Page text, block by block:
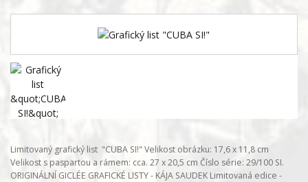
Limitovaný grafický list "CUBA SI!" Velikost obrázku: 17,6 x 11,8 cm
Velikost s paspartou a rámem: cca. 27 x 20,5 cm Číslo série: 29/100 SI.
ORIGINÁLNÍ GICLÉE GRAFICKÉ LISTY - KÁJA SAUDEK Limitovaná edice -